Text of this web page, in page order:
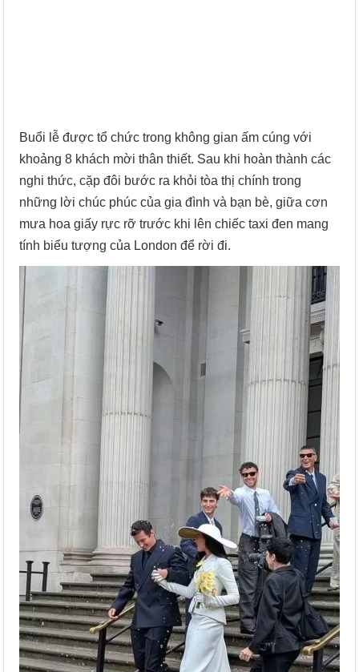
Buổi lễ được tổ chức trong không gian ấm cúng với
khoảng 8 khách mời thân thiết. Sau khi hoàn thành các
nghi thức, cặp đôi bước ra khỏi tòa thị chính trong
những lời chúc phúc của gia đình và bạn bè, giữa cơn
mưa hoa giấy rực rỡ trước khi lên chiếc taxi đen mang
tính biểu tượng của London để rời đi.